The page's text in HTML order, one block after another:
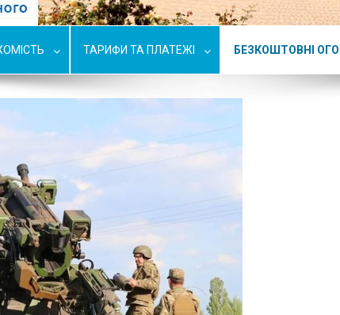
ТАРИФИ ТА ПЛАТЕЖІ БЕЗКОШТОВНІ